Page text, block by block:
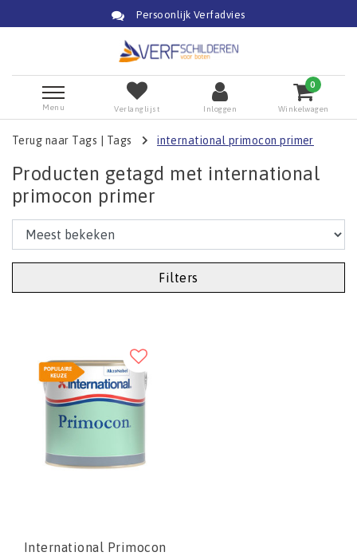
Persoonlijk Verfadvies
Menu Verlanglijst Inloggen
0
Winkelwagen
Terug naar Tags Tags international primocon primer
Producten getagd met international
primocon primer
Filters
International Primocon